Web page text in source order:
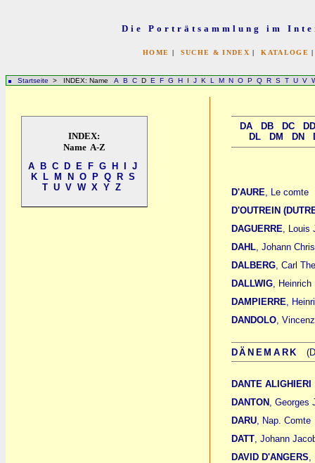
Die Porträtsammlung im
HOME | SUCHE & INDEX |KATALOGE
INDEX:
Name A-Z
A
B C D E F G H
J
K
L M N O P Q R S
T U V W X Y Z
Startseite > INDEX: Name A B C D E F G H I J K L M N O P Q R S T U V
DA DB DC
DD
DL
DM DN
D'AURE, Le comte
D'OUTREIN
DAGUERRE, Louis
DAHL, Johann
DALBERG, Carl
DALLWIG, Heinrich
DAMPIERRE,
DANDOLO,
DÄNEMARK
DANTE ALIGHIERI
DANTON , Georges
DARU, Nap. Comte
DATT, Johann
DAVID D'ANGERS,